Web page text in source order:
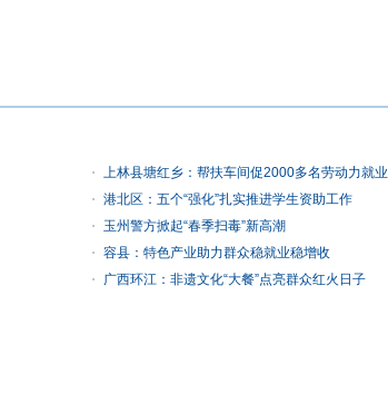
上林县塘红乡：帮扶车间促2000多名劳动力就业
港北区：五个“强化”扎实推进学生资助工作
玉州警方掀起“春季扫毒”新高潮
容县：特色产业助力群众稳就业稳增收
广西环江：非遗文化“大餐”点亮群众红火日子